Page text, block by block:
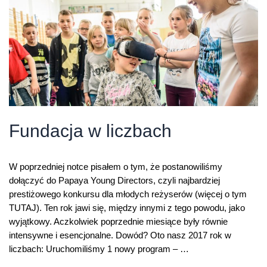
Fundacja w liczbach
W poprzedniej notce pisałem o tym, że postanowiliśmy
dołączyć do Papaya Young Directors, czyli najbardziej
prestiżowego konkursu dla młodych reżyserów (więcej o tym
TUTAJ). Ten rok jawi się, między innymi z tego powodu, jako
wyjątkowy. Aczkolwiek poprzednie miesiące były równie
intensywne i esencjonalne. Dowód? Oto nasz 2017 rok w
liczbach: Uruchomiliśmy 1 nowy program – …